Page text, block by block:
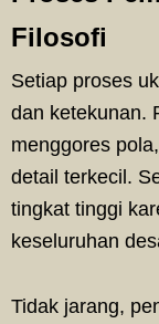
Filosofi
Setiap proses
dan ketekunan.
menggores
detail terkecil.
tingkat tinggi
keseluruhan
Tidak jarang,